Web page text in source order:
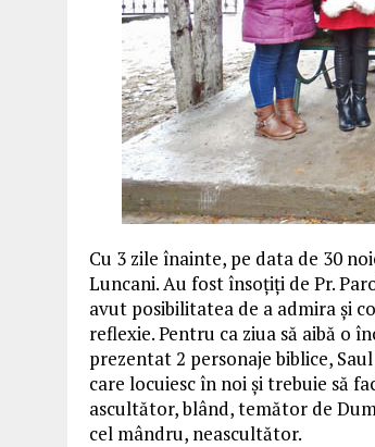
Cu 3 zile înainte, pe data de 30
Luncani. Au fost însoțiți de Pr.
avut posibilitatea de a admira și
reflexie. Pentru ca ziua să aibă o
prezentat 2 personaje biblice,
care locuiesc în noi și trebuie să
ascultător, blând, temător de
cel mândru, neascultător.